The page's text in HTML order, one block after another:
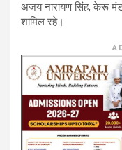
अजय नारायण सिंह, केरू
शामिल रहे।